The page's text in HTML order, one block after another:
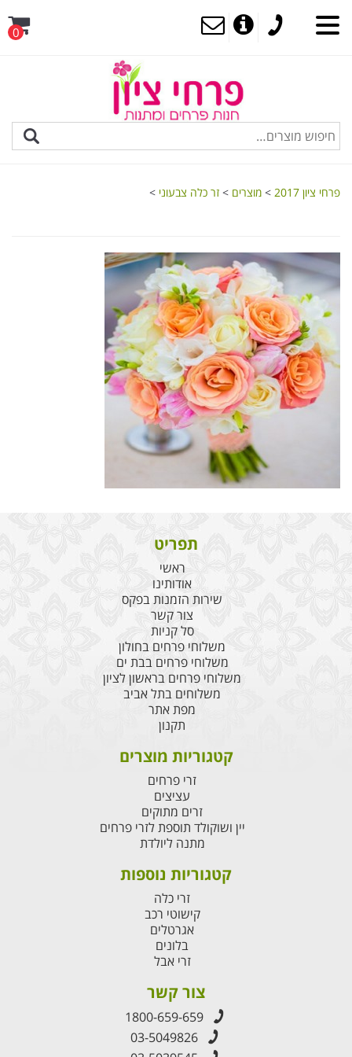
0
פרחי ציון 2017 > מוצרים > זר כלה צבעוני >
תפריט
ראשי
אודותינו
שירות הזמנות בפקס
צור קשר
סל קניות
משלוחי פרחים בחולון
משלוחי פרחים בבת ים
משלוחי פרחים בראשון לציון
משלוחים בתל אביב
מפת אתר
תקנון
קטגוריות מוצרים
זרי פרחים
עציצים
זרים מתוקים
יין ושוקולד תוספת לזרי פרחים
מתנה ליולדת
קטגוריות נוספות
זרי כלה
קישוטי רכב
אגרטלים
בלונים
זרי אבל
צור קשר
1800-659-659
03-5049826